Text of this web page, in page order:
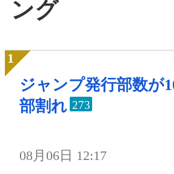
ング
ジャンプ発行部数が
部割れ 273
08月06日 12:17